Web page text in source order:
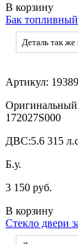
В корзину
Бак
Деталь так
Артикул:
172027S000
ДВС:5.6 315
Б.у.
3 150 руб.
В корзину
Стекло двери